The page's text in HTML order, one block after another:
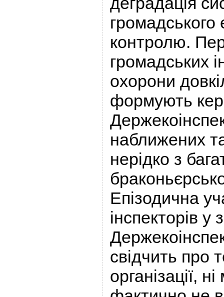
громадського
контролю.
громадських
охорони
формують
наближених
нерідко з
Епізодична
інспекторів
свідчить про
організації,